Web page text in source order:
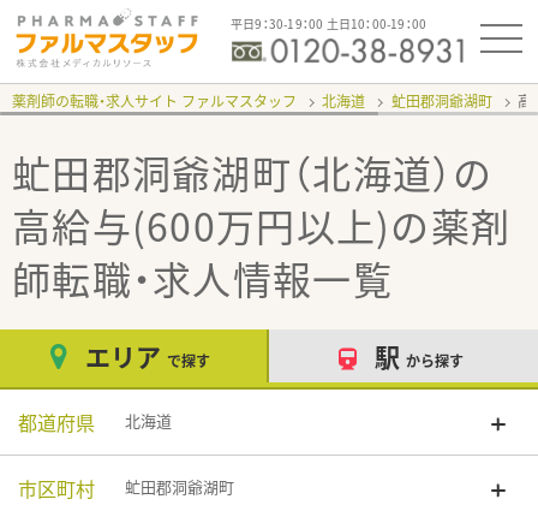
平日9：30-19：00 土日10：00-19：00
薬剤師の転職・求人サイト ファルマスタッフ 北海道 虻田郡洞爺湖町 高
虻田郡洞爺湖町（北海道）の
高給与(600万円以上)の薬剤
師転職・求人情報一覧
エリア で探す 駅 から探す
都道府県 北海道
市区町村 虻田郡洞爺湖町